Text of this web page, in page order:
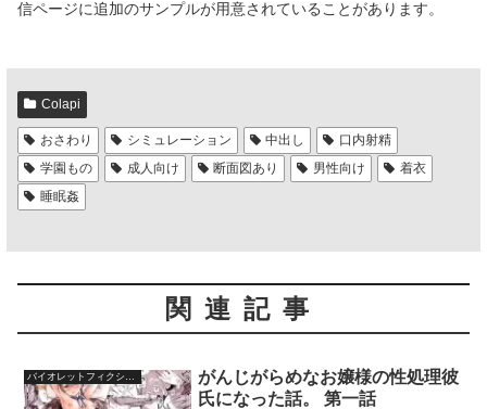
信ページに追加のサンプルが用意されていることがあります。
Colapi
おさわり シミュレーション 中出し
口内射精
学園もの
成人向け 断面図あり 男性向け
着衣
睡眠姦
関連記事
がんじがらめなお嬢様の性処理彼
氏になった話。 第一話